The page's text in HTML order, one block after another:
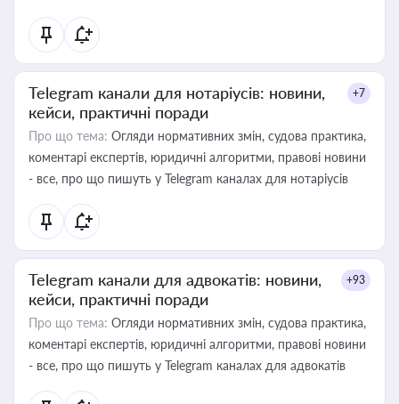
Telegram канали для нотаріусів: новини,
кейси, практичні поради
+7
Про що тема: Огляди нормативних змін, судова практика,
коментарі експертів, юридичні алгоритми, правові новини
- все, про що пишуть у Telegram каналах для нотаріусів
Telegram канали для адвокатів: новини,
кейси, практичні поради
+93
Про що тема: Огляди нормативних змін, судова практика,
коментарі експертів, юридичні алгоритми, правові новини
- все, про що пишуть у Telegram каналах для адвокатів